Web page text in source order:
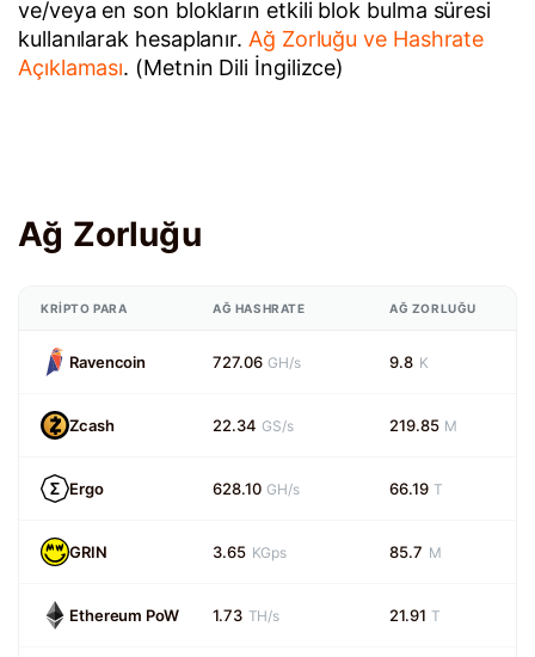
ve/veya en son blokların etkili blok bulma süresi
kullanılarak hesaplanır. Ağ Zorluğu ve Hashrate
Açıklaması. (Metnin Dili İngilizce)
Ağ Zorluğu
KRIPTO PARA AĞ HASHRATE AĞ ZORLUĞU
Ravencoin 727.06 GH/s 9.8 K
Zcash 22.34 GS/s 219.85 M
Ergo 628.10 GH/s 66.19 T
GRIN 3.65 KGps 85.7 M
Ethereum PoW 1.73 TH/s 21.91 T